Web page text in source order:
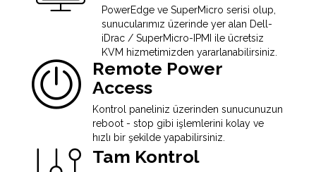
PowerEdge ve SuperMicro serisi olup,
sunucularımız üzerinde yer alan Dell-
iDrac / SuperMicro-IPMI ile ücretsiz
KVM hizmetimizden yararlanabilirsiniz.
Remote Power
Access
Kontrol paneliniz üzerinden sunucunuzun
reboot - stop gibi işlemlerini kolay ve
hızlı bir şekilde yapabilirsiniz.
Tam Kontrol